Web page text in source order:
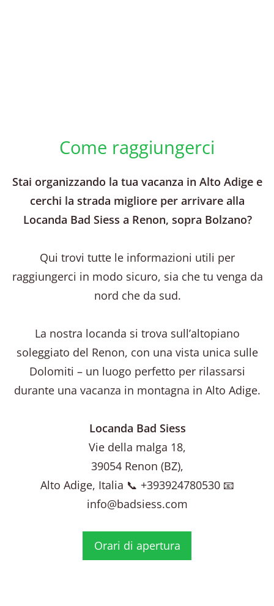
Come raggiungerci
Stai organizzando la tua vacanza in Alto Adige e
cerchi la strada migliore per arrivare alla
Locanda Bad Siess a Renon, sopra Bolzano?
Qui trovi tutte le informazioni utili per
raggiungerci in modo sicuro, sia che tu venga da
nord che da sud.
La nostra locanda si trova sull’altopiano
soleggiato del Renon, con una vista unica sulle
Dolomiti – un luogo perfetto per rilassarsi
durante una vacanza in montagna in Alto Adige.
Locanda Bad Siess
Vie della malga 18,
39054 Renon (BZ),
Alto Adige, Italia 📞 +393924780530 📧
info@badsiess.com
Orari di apertura